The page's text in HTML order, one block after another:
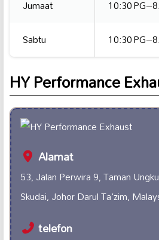
Jumaat
10:30
Sabtu
10:30
HY Performance
Alamat
53, Jalan Perwira 9, Taman
Skudai, Johor Darul Ta'zim,
telefon